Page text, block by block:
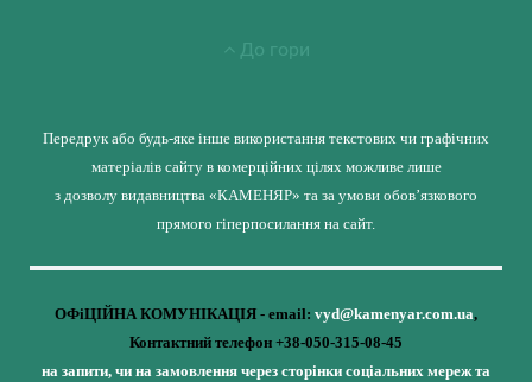
До гори
Передрук або будь-яке інше використання текстових чи графічних
матеріалів сайту в комерційних цілях можливе лише
з дозволу видавництва «КАМЕНЯР» та за умови обов’язкового
прямого гіперпосилання на сайт.
ОФіЦІЙНА КОМУНІКАЦІЯ - email: vyd@kamenyar.com.ua,
Контактний телефон +38-050-315-08-45
на запити, чи на замовлення через сторінки соціальних мереж та